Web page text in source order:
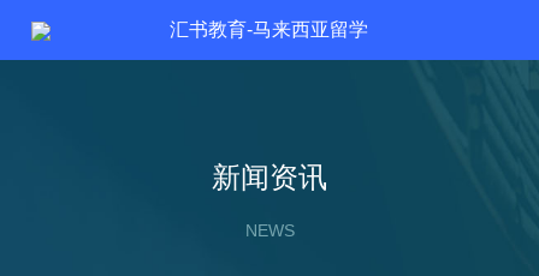
汇书教育-马来西亚留学
新闻资讯
NEWS